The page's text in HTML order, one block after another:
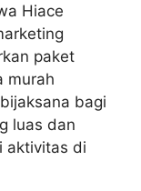
Hiace
paket
murah
bagi
luas dan
aktivitas di